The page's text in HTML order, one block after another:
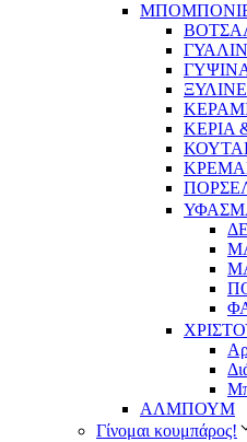
ΚΕΡΙΑ
ΑΛΜΠΟΥΜ
Γίνομαι κουμπάρος!